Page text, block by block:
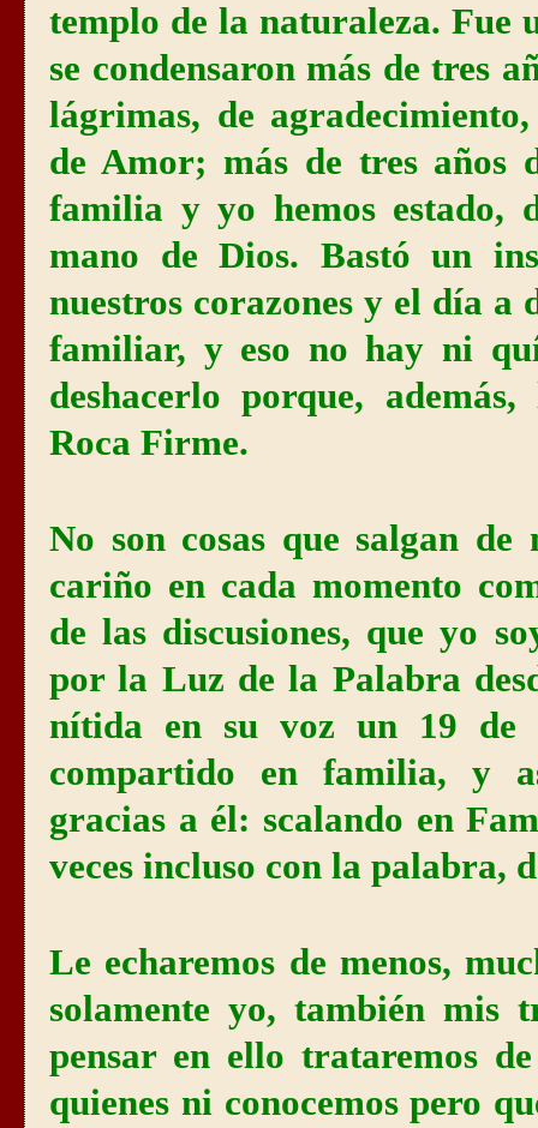
templo de la naturaleza. Fue
se condensaron más de tres
lágrimas, de
de Amor; más de tres años
familia y yo hemos estado,
mano de Dios. Bastó un
nuestros corazones y el día a
familiar, y eso no hay ni
deshacerlo porque,
Roca Firme.
No son cosas que salgan
cariño en cada momento
de las discusiones, que yo
por la Luz de la Palabra
nítida en su voz un 19 de
compartido en familia, y
gracias a él: scalando en
veces incluso con la palabra,
Le echaremos de menos,
solamente yo, también mis
pensar en ello trataremos
quienes ni conocemos pero